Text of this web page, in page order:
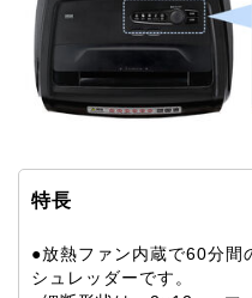
特長
●放熱ファン内蔵で60分間
シュレッダーです。